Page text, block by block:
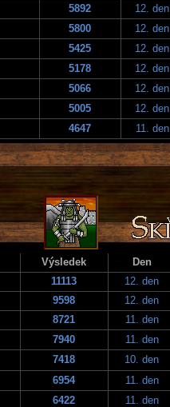
5892 12. den
5800 12. den
5425 12. den
5178 12. den
5066 12. den
5005 12. den
4647 11. den
Výsledek Den
11113 12. den
9598 12. den
8721 11. den
7940 11. den
7418 10. den
6954 11. den
6422 11. den